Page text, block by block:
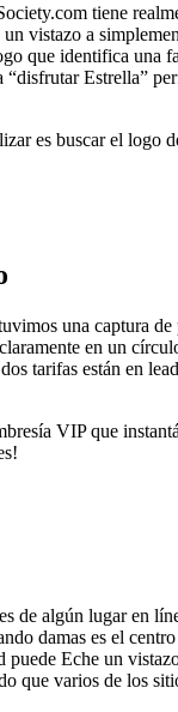
tiene
vistazo a
que identifica una
Estrella”
es buscar el logo
una captura
en un
tarifas están en
VIP que
de algún lugar en
damas es el
Eche un
que varios de los